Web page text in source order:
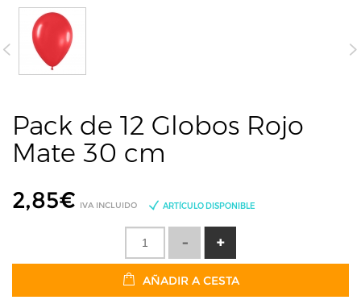
Pack de 12 Globos Rojo
Mate 30 cm
2,85€ IVA INCLUIDO ARTÍCULO DISPONIBLE
AÑADIR A CESTA